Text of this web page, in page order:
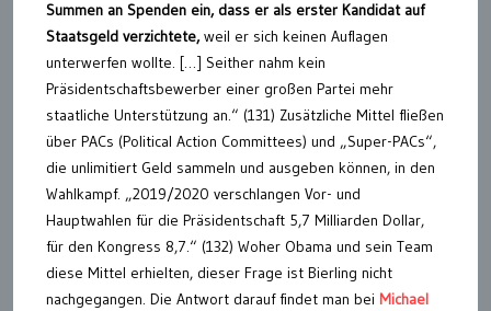
Summen an Spenden ein, dass er als erster Kandidat auf
Staatsgeld verzichtete,weil er sich keinen Auflagen
unterwerfen wollte. […] Seither nahm kein
Präsidentschaftsbewerber einer großen Partei mehr
staatliche Unterstützung an.“ (131) Zusätzliche Mittel fließen
über PACs (Political Action Committees) und „Super-PACs“,
die unlimitiert Geld sammeln und ausgeben können, in den
Wahlkampf. „2019/2020 verschlangen Vor- und
Hauptwahlen für die Präsidentschaft 5,7 Milliarden Dollar,
für den Kongress 8,7.“ (132) Woher Obama und sein Team
diese Mittel erhielten, dieser Frage ist Bierling nicht
nachgegangen. Die Antwort darauf findet man bei Michael